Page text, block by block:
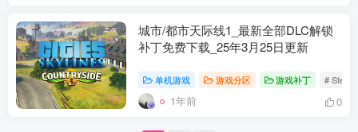
城市/都市天际线1_最新全部DLC解锁
补丁免费下载_25年3月25日更新
单机游戏 游戏分区 游戏补丁 #
1年前 0